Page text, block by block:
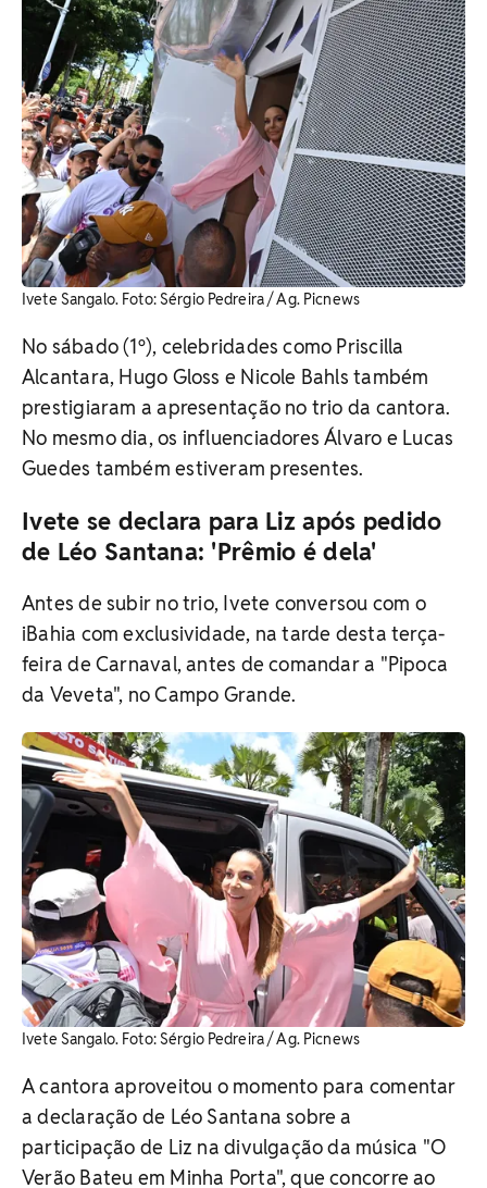
Ivete Sangalo. Foto: Sérgio Pedreira / Ag. Picnews
No sábado (1º), celebridades como Priscilla
Alcantara, Hugo Gloss e Nicole Bahls também
prestigiaram a apresentação no trio da cantora.
No mesmo dia, os influenciadores Álvaro e Lucas
Guedes também estiveram presentes.
Ivete se declara para Liz após pedido
de Léo Santana: 'Prêmio é dela'
Antes de subir no trio, Ivete conversou com o
iBahia com exclusividade, na tarde desta terça-
feira de Carnaval, antes de comandar a "Pipoca
da Veveta", no Campo Grande.
Ivete Sangalo. Foto: Sérgio Pedreira / Ag. Picnews
A cantora aproveitou o momento para comentar
a declaração de Léo Santana sobre a
participação de Liz na divulgação da música "O
Verão Bateu em Minha Porta", que concorre ao